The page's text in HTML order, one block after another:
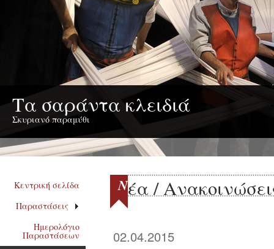
Τα σαράντα κλειδιά
Σκυριανό παραμύθι
Κεντρική σελίδα
Παραστάσεις
Ημερολόγιο
Παραστάσεων
Νέα /
02.04.2015